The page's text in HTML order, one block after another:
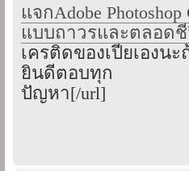
แจกAdobe Photoshop
แบบถาวรและตลอด
เครติดของเปียเองน
ยินดีตอบทุก
ปัญหา[/url]